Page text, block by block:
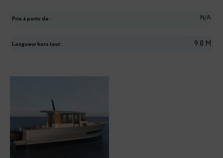
Prix à partir de : N/A
Longueur hors tout : 9.8 M